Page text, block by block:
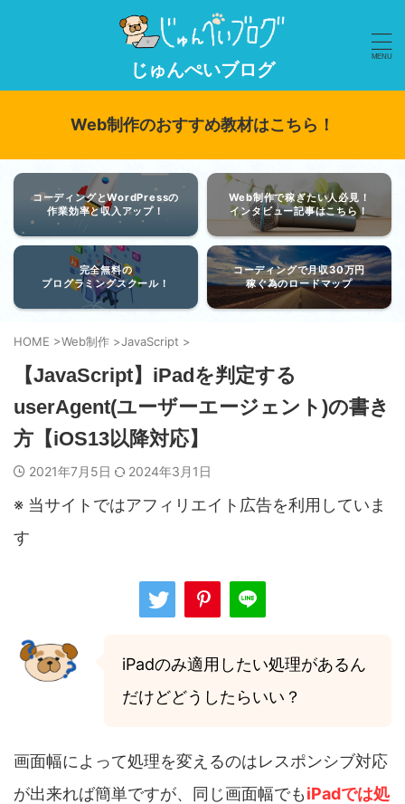
じゅんぺいブログ
Web制作のおすすめ教材はこちら！
コーディングとWordPressの
作業効率と収入アップ！
Web制作で稼ぎたい人必見！
インタビュー記事はこちら！
完全無料の
プログラミングスクール！
コーディングで月収30万円
稼ぐ為のロードマップ
HOME >Web制作 >JavaScript >
【JavaScript】iPadを判定する
userAgent(ユーザーエージェント)の書き
方【iOS13以降対応】
2021年7月5日 2024年3月1日
※ 当サイトではアフィリエイト広告を利用していま
す
iPadのみ適用したい処理があるん
だけどどうしたらいい？
画面幅によって処理を変えるのはレスポンシブ対応
が出来れば簡単ですが、同じ画面幅でもiPadでは処